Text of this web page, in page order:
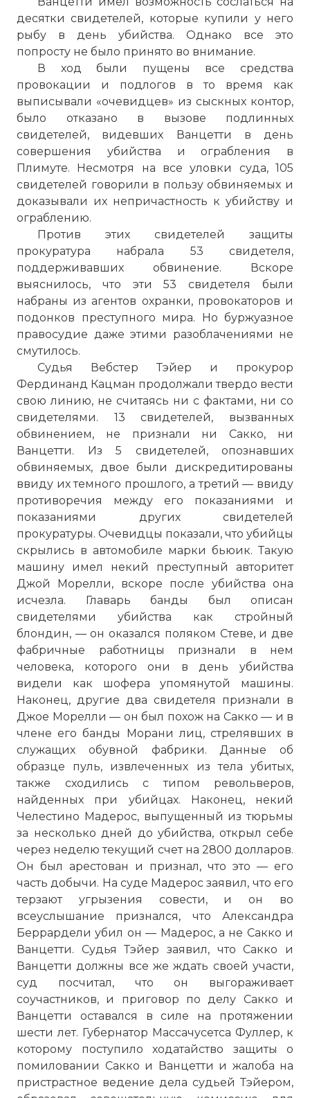
десятки свидетелей, которые купили у него
рыбу в день убийства. Однако все это
попросту не было принято во внимание.
В ход были пущены все средства
провокации и подлогов в то время как
выписывали «очевидцев» из сыскных контор,
было отказано в вызове подлинных
свидетелей, видевших Ванцетти в день
совершения убийства и ограбления в
Плимуте. Несмотря на все уловки суда, 105
свидетелей говорили в пользу обвиняемых и
доказывали их непричастность к убийству и
ограблению.
Против этих свидетелей защиты
прокуратура набрала 53 свидетеля,
поддерживавших обвинение. Вскоре
выяснилось, что эти 53 свидетеля были
набраны из агентов охранки, провокаторов и
подонков преступного мира. Но буржуазное
правосудие даже этими разоблачениями не
смутилось.
Судья Вебстер Тэйер и прокурор
Фердинанд Кацман продолжали твердо вести
свою линию, не считаясь ни с фактами, ни со
свидетелями. 13 свидетелей, вызванных
обвинением, не признали ни Сакко, ни
Ванцетти. Из 5 свидетелей, опознавших
обвиняемых, двое были дискредитированы
ввиду их темного прошлого, а третий — ввиду
противоречия между его показаниями и
показаниями других свидетелей
прокуратуры. Очевидцы показали, что убийцы
скрылись в автомобиле марки бьюик. Такую
машину имел некий преступный авторитет
Джой Морелли, вскоре после убийства она
исчезла. Главарь банды был описан
свидетелями убийства как стройный
блондин, — он оказался поляком Стеве, и две
фабричные работницы признали в нем
человека, которого они в день убийства
видели как шофера упомянутой машины.
Наконец, другие два свидетеля признали в
Джое Морелли — он был похож на Сакко — и в
члене его банды Морани лиц, стрелявших в
служащих обувной фабрики. Данные об
образце пуль, извлеченных из тела убитых,
также сходились с типом револьверов,
найденных при убийцах. Наконец, некий
Челестино Мадерос, выпущенный из тюрьмы
за несколько дней до убийства, открыл себе
через неделю текущий счет на 2800 долларов.
Он был арестован и признал, что это — его
часть добычи. На суде Мадерос заявил, что его
терзают угрызения совести, и он во
всеуслышание признался, что Александра
Беррардели убил он — Мадерос, а не Сакко и
Ванцетти. Судья Тэйер заявил, что Сакко и
Ванцетти должны все же ждать своей участи,
суд посчитал, что он выгораживает
соучастников, и приговор по делу Сакко и
Ванцетти оставался в силе на протяжении
шести лет. Губернатор Массачусетса Фуллер, к
которому поступило ходатайство защиты о
помиловании Сакко и Ванцетти и жалоба на
пристрастное ведение дела судьей Тэйером,